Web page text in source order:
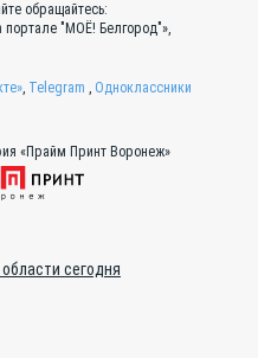
обращайтесь:
портале "МОЁ! Белгород"»,
, Telegram , Одноклассники
«Прайм Принт Воронеж»
сегодня